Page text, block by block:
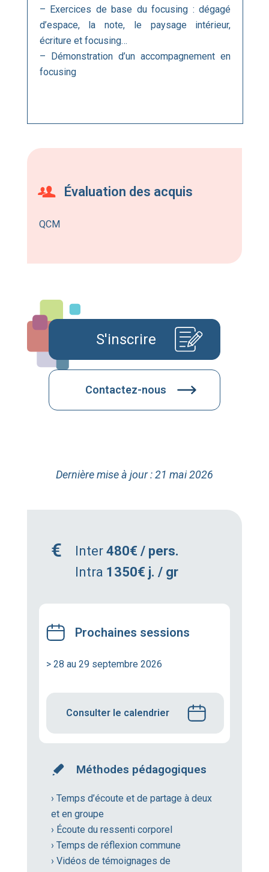
– Exercices de base du focusing : dégagé
d’espace, la note, le paysage intérieur,
écriture et focusing…
– Démonstration d’un accompagnement en
focusing
Évaluation des acquis
QCM
S'inscrire
Contactez-nous
Dernière mise à jour : 21 mai 2026
Inter 480€ / pers.
Intra 1350€ j. / gr
Prochaines sessions
> 28 au 29 septembre 2026
Consulter le calendrier
Méthodes pédagogiques
› Temps d’écoute et de partage à deux
et en groupe
› Écoute du ressenti corporel
› Temps de réflexion commune
› Vidéos de témoignages de